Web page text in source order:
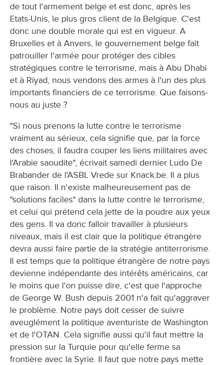
de tout l'armement belge et est donc, après les
Etats-Unis, le plus gros client de la Belgique. C'est
donc une double morale qui est en vigueur. A
Bruxelles et à Anvers, le gouvernement belge fait
patrouiller l'armée pour protéger des cibles
stratégiques contre le terrorisme, mais à Abu Dhabi
et à Riyad, nous vendons des armes à l'un des plus
importants financiers de ce terrorisme. Que faisons-
nous au juste ?
"Si nous prenons la lutte contre le terrorisme
vraiment au sérieux, cela signifie que, par la force
des choses, il faudra couper les liens militaires avec
l'Arabie saoudite", écrivait samedi dernier Ludo De
Brabander de l'ASBL Vrede sur Knack.be. Il a plus
que raison. Il n'existe malheureusement pas de
"solutions faciles" dans la lutte contre le terrorisme,
et celui qui prétend cela jette de la poudre aux yeux
des gens. Il va donc falloir travailler à plusieurs
niveaux, mais il est clair que la politique étrangère
devra aussi faire partie de la stratégie antiterrorisme.
Il est temps que la politique étrangère de notre pays
devienne indépendante des intérêts américains, car
le moins que l'on puisse dire, c'est que l'approche
de George W. Bush depuis 2001 n'a fait qu'aggraver
le problème. Notre pays doit cesser de suivre
aveuglément la politique aventuriste de Washington
et de l'OTAN. Cela signifie aussi qu'il faut mettre la
pression sur la Turquie pour qu'elle ferme sa
frontière avec la Syrie. Il faut que notre pays mette